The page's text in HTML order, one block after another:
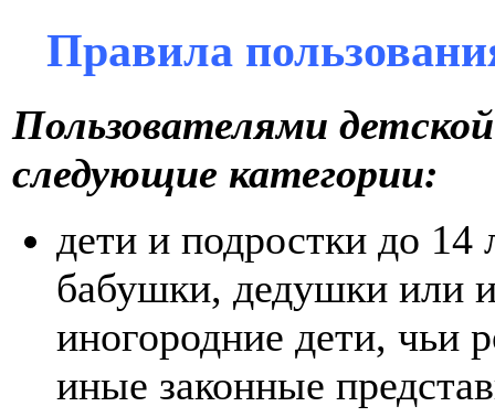
Правила
Пользователями
следующие категории:
дети и подростки до 14
бабушки, дедушки или
иногородние дети, чьи
иные законные